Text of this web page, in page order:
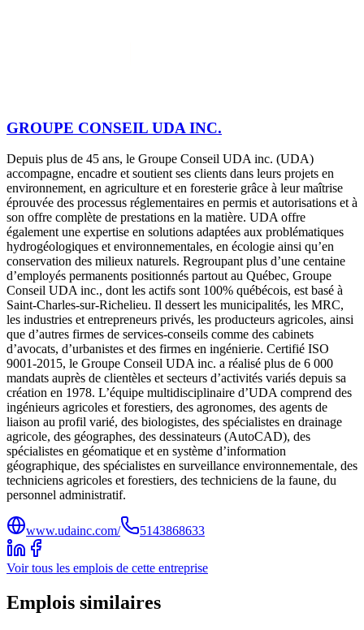
GROUPE CONSEIL UDA INC.
Depuis plus de 45 ans, le Groupe Conseil UDA inc. (UDA)
accompagne, encadre et soutient ses clients dans leurs projets en
environnement, en agriculture et en foresterie grâce à leur maîtrise
éprouvée des processus réglementaires en permis et autorisations et à
son offre complète de prestations en la matière. UDA offre
également une expertise en solutions adaptées aux problématiques
hydrogéologiques et environnementales, en écologie ainsi qu’en
conservation des milieux naturels. Regroupant plus d’une centaine
d’employés permanents positionnés partout au Québec, Groupe
Conseil UDA inc., dont les actifs sont 100% québécois, est basé à
Saint-Charles-sur-Richelieu. Il dessert les municipalités, les MRC,
les industries et entrepreneurs privés, les producteurs agricoles, ainsi
que d’autres firmes de services-conseils comme des cabinets
d’avocats, d’urbanistes et des firmes en ingénierie. Certifié ISO
9001-2015, le Groupe Conseil UDA inc. a réalisé plus de 6 000
mandats auprès de clientèles et secteurs d’activités variés depuis sa
création en 1978. L’équipe multidisciplinaire d’UDA comprend des
ingénieurs agricoles et forestiers, des agronomes, des agents de
liaison au profil varié, des biologistes, des spécialistes en drainage
agricole, des géographes, des dessinateurs (AutoCAD), des
spécialistes en géomatique et en système d’information
géographique, des spécialistes en surveillance environnementale, des
techniciens agricoles et forestiers, des techniciens de la faune, du
personnel administratif.
www.udainc.com/ 5143868633
Voir tous les emplois de cette entreprise
Emplois similaires